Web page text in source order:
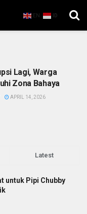
EN ID
Lagi, Warga
Zona Bahaya
APRIL 14, 2026
Latest
untuk Pipi Chubby